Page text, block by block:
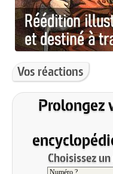
Vos réactions
Prolongez
Choisissez